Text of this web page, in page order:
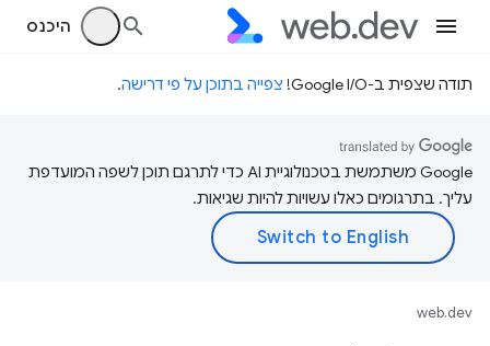
היכנס
תודה שצפית ב-Google I/O! צפייה בתוכן על פי דרישה.
‫Google משתמשת בטכנולוגיית AI כדי לתרגם תוכן לשפה המועדפת
עליך. בתרגומים כאלו עשויות להיות שגיאות.
web.dev